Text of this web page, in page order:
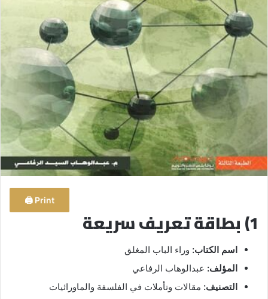
و
ن
Print 🖨
1) بطاقة تعريف سريعة
اسم الكتاب: وراء الباب المغلق
المؤلف: عبدالوهاب الرفاعي
التصنيف: مقالات وتأملات في الفلسفة والماورائيات